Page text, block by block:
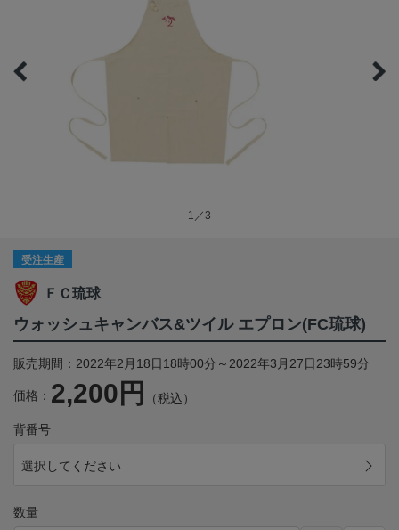
1／3
受注生産
ＦＣ琉球
ウォッシュキャンバス&ツイル エプロン(FC琉球)
販売期間：2022年2月18日18時00分～2022年3月27日23時59分
価格： 2,200円 （税込）
背番号
選択してください
数量